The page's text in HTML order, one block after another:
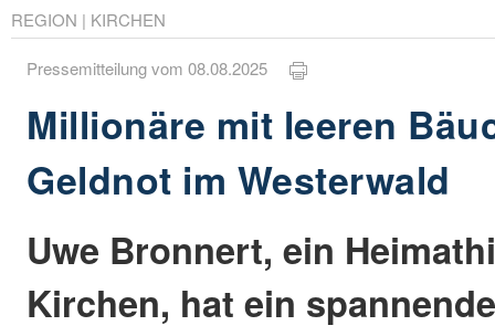
REGION | KIRCHEN
Pressemitteilung vom 08.08.2025
Millionäre mit leeren
Geldnot im Westerwald
Uwe Bronnert, ein
Kirchen, hat ein